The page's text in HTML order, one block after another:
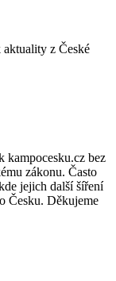
aktuality z České
kampocesku.cz bez
zákonu. Často
jejich další šíření
Česku. Děkujeme